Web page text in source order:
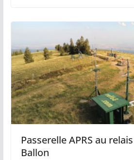
Passerelle APRS au
Ballon